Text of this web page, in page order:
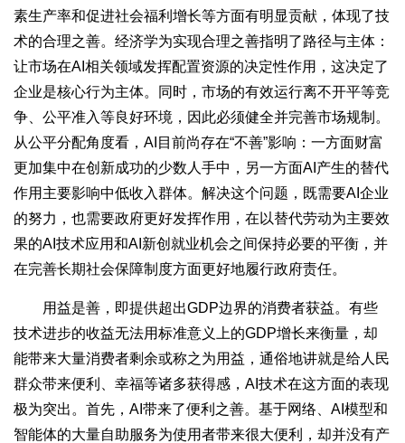
素生产率和促进社会福利增长等方面有明显贡献，体现了技
术的合理之善。经济学为实现合理之善指明了路径与主体：
让市场在AI相关领域发挥配置资源的决定性作用，这决定了
企业是核心行为主体。同时，市场的有效运行离不开平等竞
争、公平准入等良好环境，因此必须健全并完善市场规制。
从公平分配角度看，AI目前尚存在“不善”影响：一方面财富
更加集中在创新成功的少数人手中，另一方面AI产生的替代
作用主要影响中低收入群体。解决这个问题，既需要AI企业
的努力，也需要政府更好发挥作用，在以替代劳动为主要效
果的AI技术应用和AI新创就业机会之间保持必要的平衡，并
在完善长期社会保障制度方面更好地履行政府责任。
用益是善，即提供超出GDP边界的消费者获益。有些
技术进步的收益无法用标准意义上的GDP增长来衡量，却
能带来大量消费者剩余或称之为用益，通俗地讲就是给人民
群众带来便利、幸福等诸多获得感，AI技术在这方面的表现
极为突出。首先，AI带来了便利之善。基于网络、AI模型和
智能体的大量自助服务为使用者带来很大便利，却并没有产